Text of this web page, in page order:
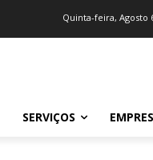
Quinta-feira, Agosto
SERVIÇOS